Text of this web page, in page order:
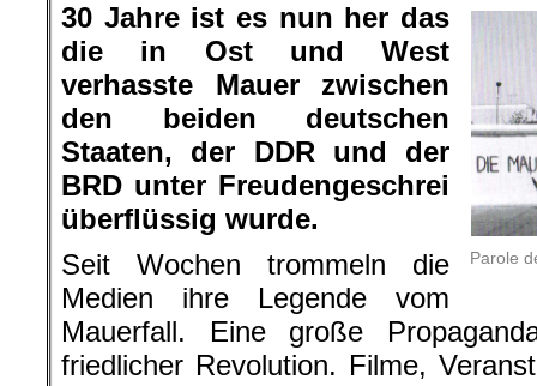
Parole
30 Jahre ist es nun her das
die in Ost und West
verhasste Mauer zwischen
den beiden deutschen
Staaten, der DDR und der
BRD unter Freudengeschrei
überflüssig wurde.
Seit Wochen trommeln die
Medien ihre Legende vom
Mauerfall. Eine große
friedlicher Revolution. Filme,